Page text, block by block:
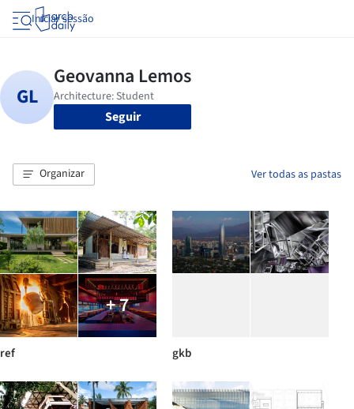
Iniciar sessão
Seguir
Organizar Ver todas as pastas
+ 7
ref gkb